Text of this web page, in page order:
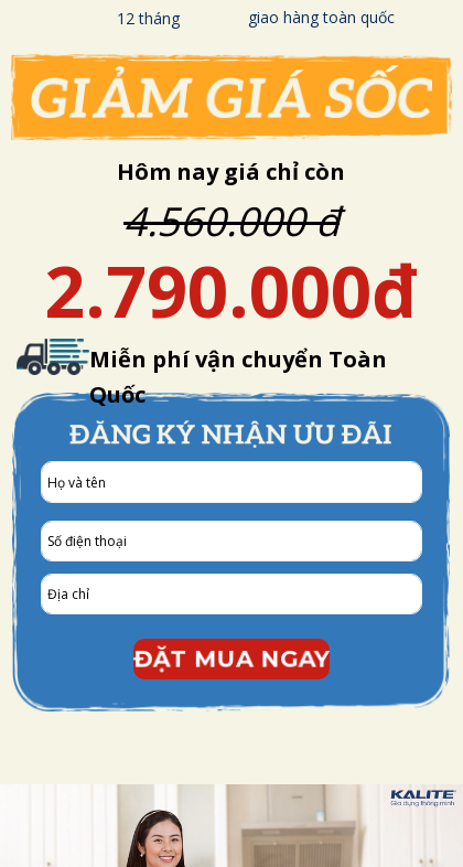
12 tháng giao hàng toàn quốc
Hôm nay giá chỉ còn
4.560.000 đ
2.790.000đ
Miễn phí vận chuyển Toàn
Quốc
ĐẶT MUA NGAY